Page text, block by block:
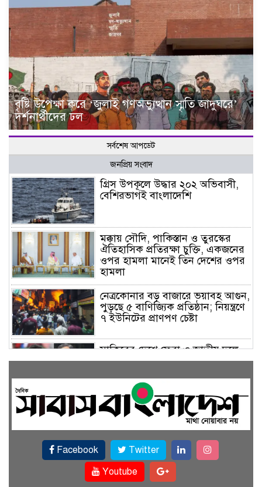
বৃষ্টি উপেক্ষা করে ‘জুলাই গণঅভ্যুত্থান স্মৃতি জাদুঘরে’
দর্শনার্থীদের ঢল
সর্বশেষ আপডেট
জনপ্রিয় সংবাদ
গ্রিস উপকূলে উদ্ধার ২০২ অভিবাসী,
বেশিরভাগই বাংলাদেশি
মক্কায় সৌদি, পাকিস্তান ও তুরস্কের
ঐতিহাসিক প্রতিরক্ষা চুক্তি, একজনের
ওপর হামলা মানেই তিন দেশের ওপর
হামলা
নেত্রকোনার বড় বাজারে ভয়াবহ আগুন,
পুড়ছে ৫ বাণিজ্যিক প্রতিষ্ঠান; নিয়ন্ত্রণে
৭ ইউনিটের প্রাণপণ চেষ্টা
সাকিবের দেশে ফেরা ও জাতীয় দলে
ফেরার সম্ভাবনা নেই, ইঙ্গিত ক্রীড়া
ফেসবুকে যুক্ত হলো বিকাশ, সহজ
হলো ডিজিটাল পেমেন্ট
বৃষ্টি উপেক্ষা করে ‘জুলাই গণঅভ্যুত্থান
স্মৃতি জাদুঘরে’ দর্শনার্থীদের ঢল
Facebook
Twitter
Youtube